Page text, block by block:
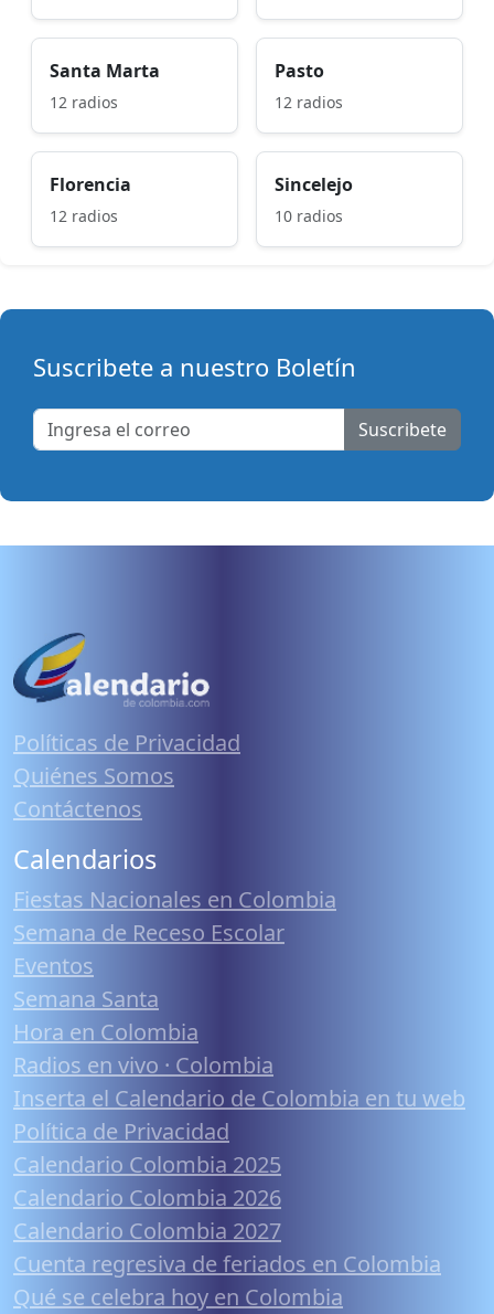
Santa Marta
12 radios
Pasto
12 radios
Florencia
12 radios
Sincelejo
10 radios
Suscribete a nuestro Boletín
Suscribete
Políticas de Privacidad
Quiénes Somos
Contáctenos
Calendarios
Fiestas Nacionales en Colombia
Semana de Receso Escolar
Eventos
Semana Santa
Hora en Colombia
Radios en vivo · Colombia
Inserta el Calendario de Colombia en tu web
Política de Privacidad
Calendario Colombia 2025
Calendario Colombia 2026
Calendario Colombia 2027
Cuenta regresiva de feriados en Colombia
Qué se celebra hoy en Colombia